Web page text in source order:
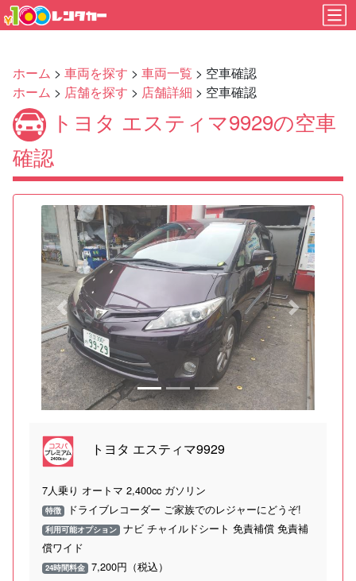
ホーム > 車両を探す > 車両一覧 > 空車確認
ホーム > 店舗を探す > 店舗詳細 > 空車確認
トヨタ エスティマ9929の空車
確認
Previous Next
トヨタ エスティマ9929
7人乗り オートマ 2,400cc ガソリン
特徴 ドライブレコーダー ご家族でのレジャーにどうぞ!
利用可能オプション ナビ チャイルドシート 免責補償 免責補
償ワイド
24時間料金 7,200円（税込）